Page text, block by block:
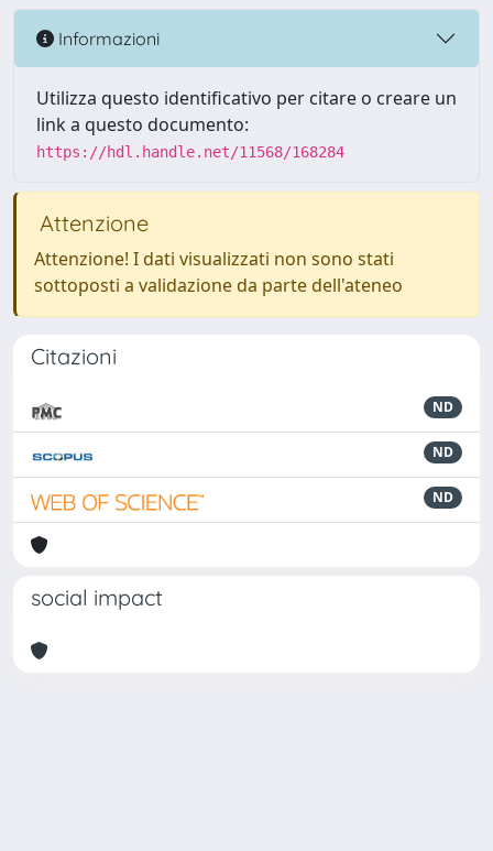
Informazioni
Utilizza questo identificativo per citare o creare un
link a questo documento:
https://hdl.handle.net/11568/168284
Attenzione
Attenzione! I dati visualizzati non sono stati
sottoposti a validazione da parte dell'ateneo
Citazioni
ND
ND
ND
social impact